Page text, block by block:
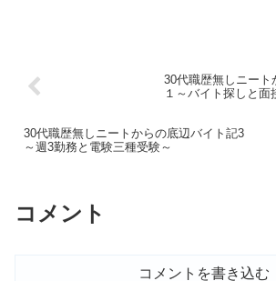
30代職歴無しニート
１～バイト探しと面
30代職歴無しニートからの底辺バイト記3
～週3勤務と電験三種受験～
コメント
コメントを書き込む